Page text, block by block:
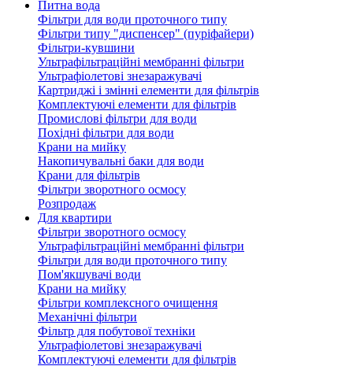
Питна вода
Фільтри для води проточного типу
Фільтри типу "диспенсер" (пуріфайери)
Фільтри-кувшини
Ультрафільтраційні мембранні фільтри
Ультрафіолетові знезаражувачі
Картриджі і змінні елементи для фільтрів
Комплектуючі елементи для фільтрів
Промислові фільтри для води
Похідні фільтри для води
Крани на мийку
Накопичувальні баки для води
Крани для фільтрів
Фільтри зворотного осмосу
Розпродаж
Для квартири
Фільтри зворотного осмосу
Ультрафільтраційні мембранні фільтри
Фільтри для води проточного типу
Пом'якшувачі води
Крани на мийку
Фільтри комплексного очищення
Механічні фільтри
Фільтр для побутової техніки
Ультрафіолетові знезаражувачі
Комплектуючі елементи для фільтрів